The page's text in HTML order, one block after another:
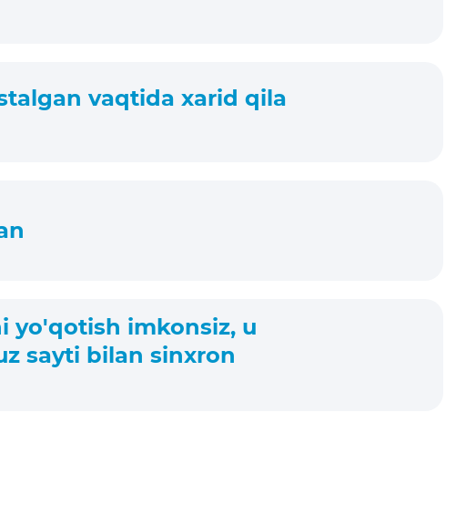
vaqtida xarid qila
yo'qotish imkonsiz, u
sayti bilan sinxron